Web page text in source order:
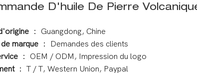
D'huile De Pierre
： Guangdong, Chine
marque
： Demandes des clients
： OEM / ODM, Impression du logo
： T / T, Western Union, Paypal